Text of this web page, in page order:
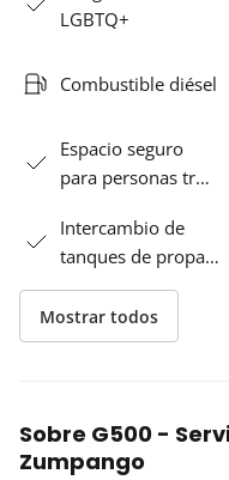
LGBTQ+
Combustible diésel
Espacio seguro
para personas tr…
Intercambio de
tanques de propa…
Mostrar todos
Sobre G500 -
Zumpango